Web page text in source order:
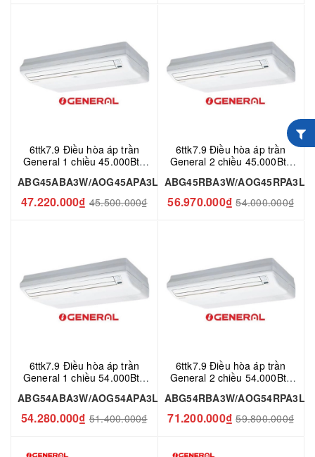
6ttk7.9 Điều hòa áp trần
General 1 chiều 45.000Btu
ABG45ABA3W/AOG45APA3L
47.220.000₫ 45.500.000₫
6ttk7.9 Điều hòa áp trần
General 2 chiều 45.000Btu
L
ABG45RBA3W/AOG45RPA3L
56.970.000₫ 54.000.000₫
6ttk7.9 Điều hòa áp trần
General 1 chiều 54.000Btu
ABG54ABA3W/AOG54APA3L
54.280.000₫ 51.400.000₫
6ttk7.9 Điều hòa áp trần
General 2 chiều 54.000Btu
L
ABG54RBA3W/AOG54RPA3L
71.200.000₫ 59.800.000₫